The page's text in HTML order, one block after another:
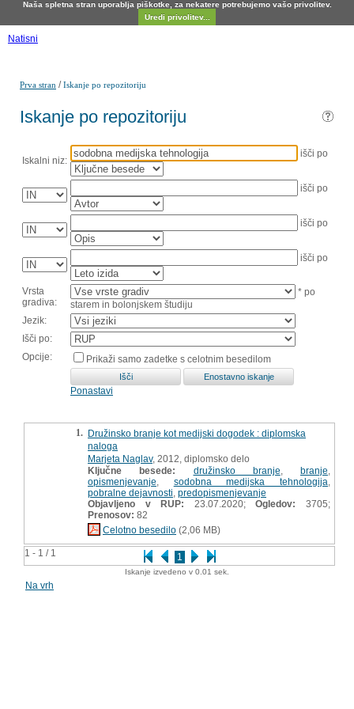
Naša spletna stran uporablja piškotke, za nekatere potrebujemo vašo privolitev.
Uredi privolitev...
Natisni
Prva stran /Iskanje po repozitoriju
Iskanje po repozitoriju
Iskalni niz:
išči po
išči po
išči po
išči po
Vrsta
gradiva:
* po
starem in bolonjskem študiju
Jezik:
Išči po:
Opcije:
Prikaži samo zadetke s celotnim besedilom
Ponastavi
1 - 1 / 1 1
1. Družinsko branje kot medijski dogodek : diplomska
naloga
Marjeta Naglav, 2012, diplomsko delo
Ključne besede:
družinsko branje branje
opismenjevanje
sodobna medijska tehnologija
pobralne dejavnosti predopismenjevanje
Objavljeno v RUP: 23.07.2020;Ogledov:
3705;
Prenosov: 82
Celotno besedilo (2,06 MB)
Iskanje izvedeno v 0.01 sek.
Na vrh